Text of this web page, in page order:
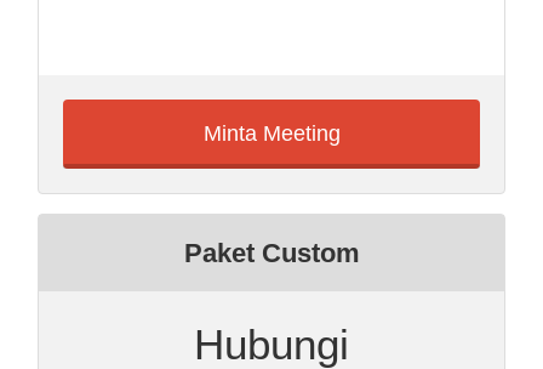
Minta Meeting
Paket Custom
Hubungi